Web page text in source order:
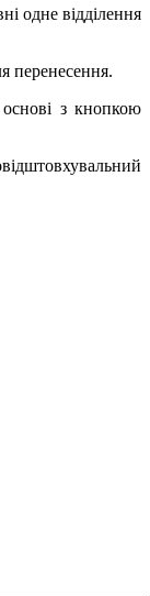
одне відділення
перенесення.
основі з кнопкою